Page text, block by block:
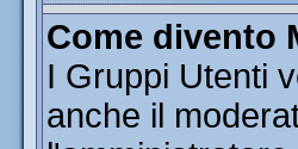
Come divento
I Gruppi Utenti
anche il